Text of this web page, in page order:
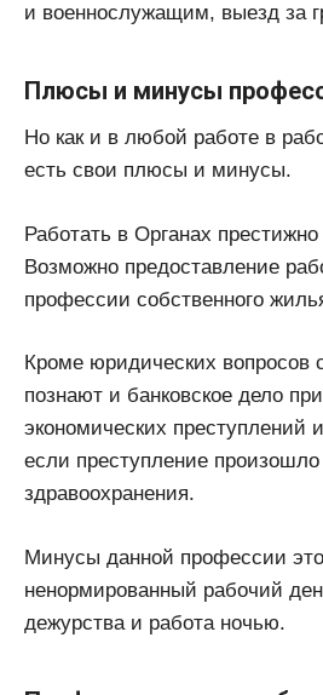
и военнослужащим, выезд за
Плюсы и минусы
Но как и в любой работе в
есть свои плюсы и минусы.
Работать в Органах
Возможно предоставление
профессии собственного
Кроме юридических вопросов
познают и банковское дело
экономических преступлений
если преступление
здравоохранения.
Минусы данной профессии это
ненормированный рабочий
дежурства и работа ночью.